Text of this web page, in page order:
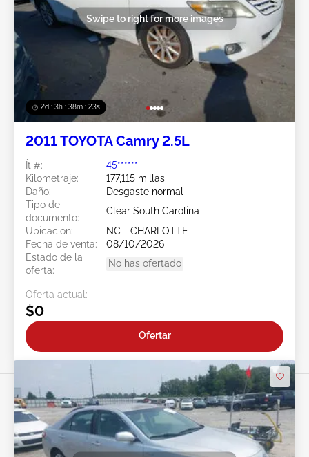
2d : 3h : 38m : 20s
Swipe to right for more images
2011 TOYOTA Camry 2.5L
Ít #:
45******
Kilometraje:
177,115 millas
Daño:
Desgaste normal
Tipo de
documento:
Clear South Carolina
Ubicación:
NC - CHARLOTTE
Fecha de venta:
08/10/2026
Estado de la
oferta:
No has ofertado
Oferta actual:
$0
Ofertar